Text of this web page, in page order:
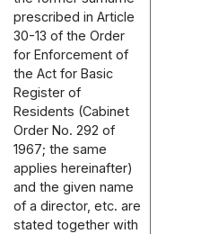
prescribed in Article
30-13 of the Order
for Enforcement of
the Act for Basic
Register of
Residents (Cabinet
Order No. 292 of
1967; the same
applies hereinafter)
and the given name
of a director, etc. are
stated together with